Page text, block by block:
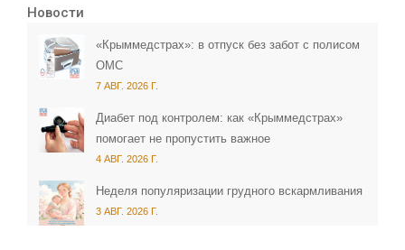
Новости
«Крыммедстрах»: в отпуск без забот с полисом
ОМС
7 АВГ. 2026 Г.
Диабет под контролем: как «Крыммедстрах»
помогает не пропустить важное
4 АВГ. 2026 Г.
Неделя популяризации грудного вскармливания
3 АВГ. 2026 Г.